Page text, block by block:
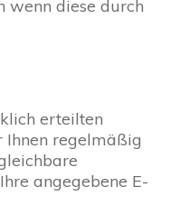
wenn diese durch
erteilten
Ihnen regelmäßig
angegebene E-